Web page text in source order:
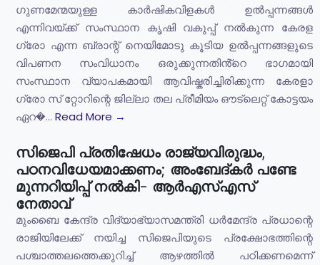
ഗുണമേന്മയുള്ള കാർഷികവിളകൾ ഉൽപ്പന്നങ്ങൾ
എന്നിവയ്ക്ക് സംസ്ഥാന കൃഷി വകുപ്പ് നൽകുന്ന കേരള
ഗ്രോ എന്ന ബ്രാന്റ് നെയിമോടു കൂടിയ ഉൽപ്പന്നങ്ങളുടെ
വിപണന സംവിധാനം ഒരുക്കുന്നതിൻ്റെ ഭാഗമായി
സംസ്ഥാന വ്യാപകമായി ആവിഷ്കരിച്ചിരിക്കുന്ന കേരളാ
ഗ്രോ സ് റ്റോറിന്റെ ജില്ലാ തല പ്രീമിയം ഔട്ലെറ്റ് കോട്ടയം
ഏറ�... Read More →
സിജെപി പ്രതിഷേധം രാജ്യവിരുദ്ധം,
പഠനവിധേയമാക്കണം; അംബേദ്കർ പണ്ടേ
മുന്നറിയിപ്പ് നൽകി- ആർഎസ്എസ്
നേതാവ്
മുംബൈ കേന്ദ്ര വിദ്യാഭ്യാസമന്ത്രി ധർമേന്ദ്ര പ്രധാന്റെ
രാജിയിലേക്ക് നയിച്ച സിജെപിയുടെ പ്രക്ഷോഭത്തിന്റെ
പശ്ചാത്തലത്തെക്കുറിച്ച് ആഴത്തിൽ പഠിക്കണമെന്ന്